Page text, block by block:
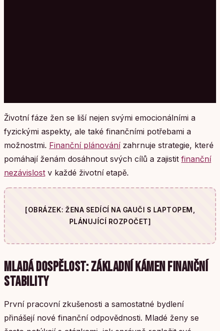
Životní fáze žen se liší nejen svými emocionálními a
fyzickými aspekty, ale také finančními potřebami a
možnostmi. Finanční plánovánízahrnuje strategie, které
pomáhají ženám dosáhnout svých cílů a zajistit finanční
nezávislost v každé životní etapě.
[OBRÁZEK: ŽENA SEDÍCÍ NA GAUČI S LAPTOPEM,
PLÁNUJÍCÍ ROZPOČET]
MLADÁ DOSPĚLOST: ZÁKLADNÍ KÁMEN FINANČNÍ
STABILITY
První pracovní zkušenosti a samostatné bydlení
přinášejí nové finanční odpovědnosti. Mladé ženy se